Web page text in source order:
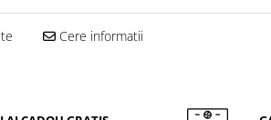
Cere informatii